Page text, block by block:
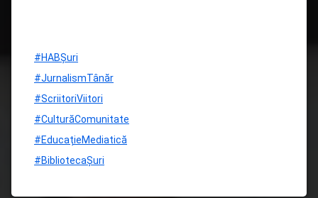
#HABȘuri
#JurnalismTânăr
#ScriitoriViitori
#CulturăComunitate
#EducațieMediatică
#BibliotecaȘuri